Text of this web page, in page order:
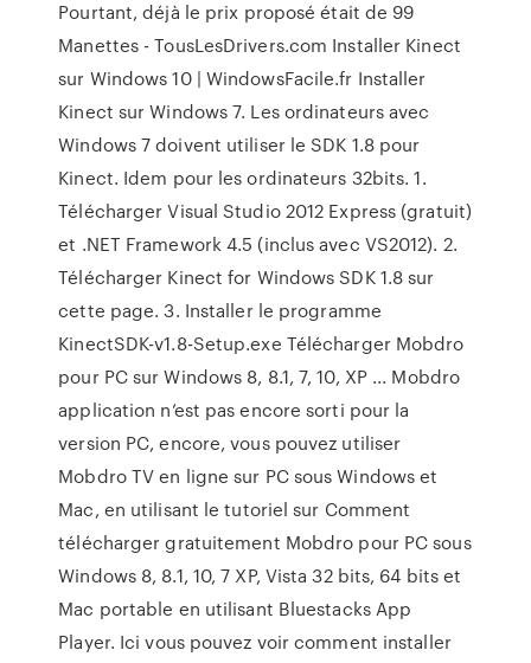
Pourtant, déjà le prix proposé était de 99
Manettes - TousLesDrivers.com Installer Kinect
sur Windows 10 | WindowsFacile.fr Installer
Kinect sur Windows 7. Les ordinateurs avec
Windows 7 doivent utiliser le SDK 1.8 pour
Kinect. Idem pour les ordinateurs 32bits. 1.
Télécharger Visual Studio 2012 Express (gratuit)
et .NET Framework 4.5 (inclus avec VS2012). 2.
Télécharger Kinect for Windows SDK 1.8 sur
cette page. 3. Installer le programme
KinectSDK-v1.8-Setup.exe Télécharger Mobdro
pour PC sur Windows 8, 8.1, 7, 10, XP ... Mobdro
application n’est pas encore sorti pour la
version PC, encore, vous pouvez utiliser
Mobdro TV en ligne sur PC sous Windows et
Mac, en utilisant le tutoriel sur Comment
télécharger gratuitement Mobdro pour PC sous
Windows 8, 8.1, 10, 7 XP, Vista 32 bits, 64 bits et
Mac portable en utilisant Bluestacks App
Player. Ici vous pouvez voir comment installer